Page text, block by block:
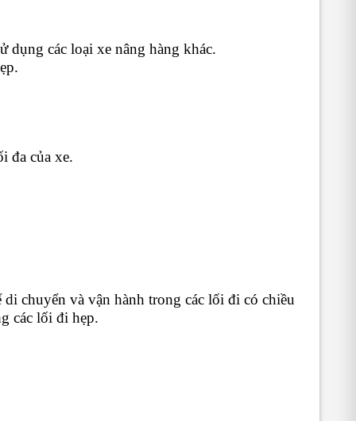
dụng các loại xe nâng hàng khác.
đa của xe.
chuyển và vận hành trong các lối đi có chiều
các lối đi hẹp.